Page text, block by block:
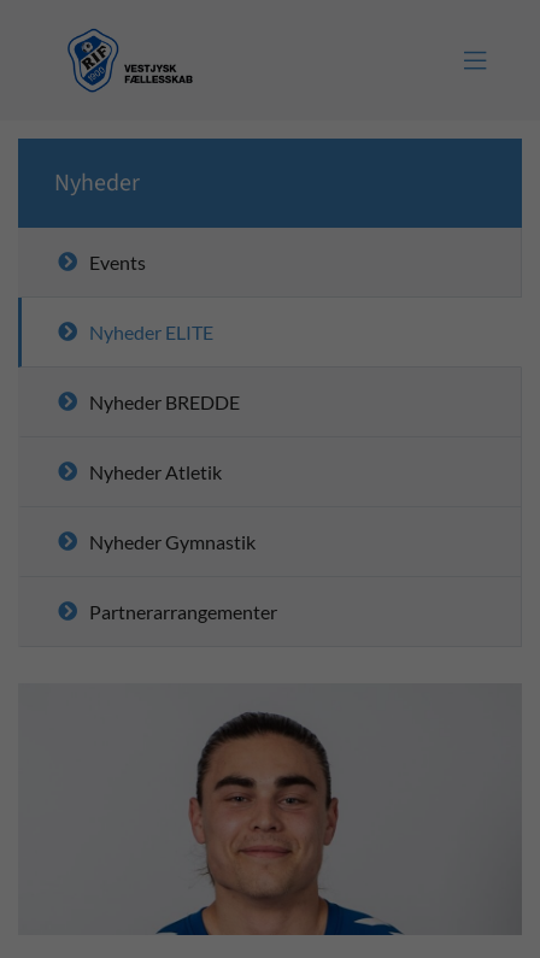

Nyheder
Events
Nyheder ELITE
Nyheder BREDDE
Nyheder Atletik
Nyheder Gymnastik
Partnerarrangementer